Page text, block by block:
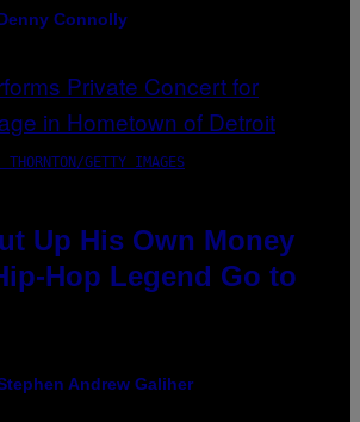
Connolly
GETTY IMAGES
Up His Own Money
Hop Legend Go to
Andrew Galiher